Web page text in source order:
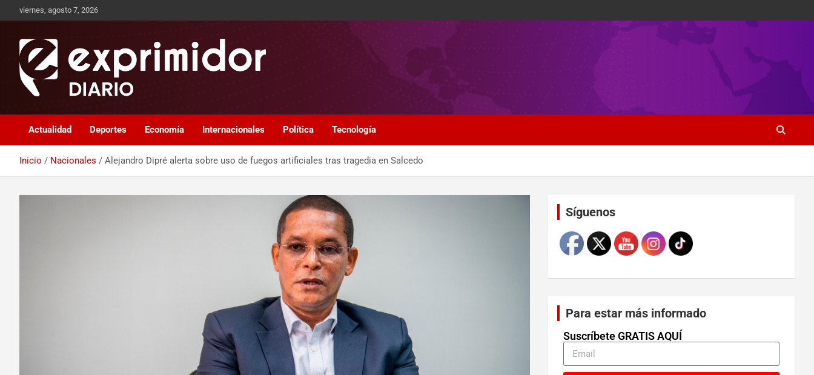
viernes, agosto 7, 2026
Exprimidor media
Actualidad Deportes Economía Internacionales Política Tecnología
Inicio Nacionales Alejandro Dipré alerta sobre uso de fuegos artificiales tras tragedia en Salcedo
SíguenosSet Youtube Channel ID
Para estar más informado
Suscríbete GRATIS AQUÍ